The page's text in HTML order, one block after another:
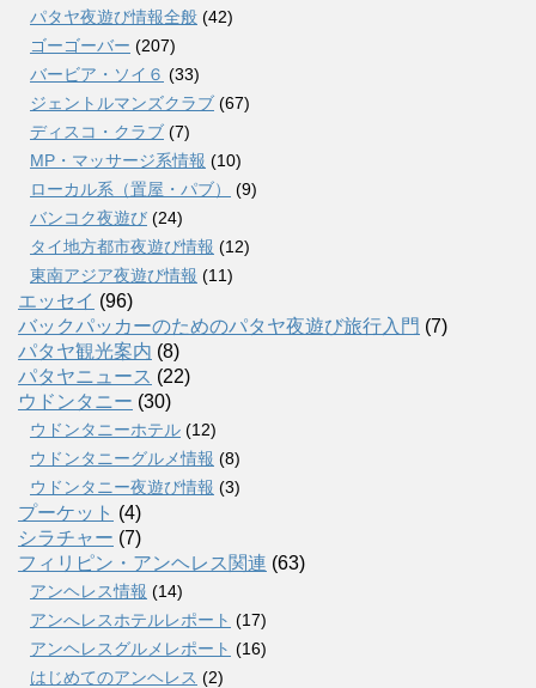
パタヤ夜遊び情報全般 (42)
ゴーゴーバー (207)
バービア・ソイ６ (33)
ジェントルマンズクラブ (67)
ディスコ・クラブ (7)
MP・マッサージ系情報 (10)
ローカル系（置屋・パブ）
(9)
バンコク夜遊び (24)
タイ地方都市夜遊び情報 (12)
東南アジア夜遊び情報 (11)
エッセイ (96)
バックパッカーのためのパタヤ夜遊び旅行入門 (7)
パタヤ観光案内 (8)
パタヤニュース (22)
ウドンタニー (30)
ウドンタニーホテル (12)
ウドンタニーグルメ情報 (8)
ウドンタニー夜遊び情報 (3)
プーケット (4)
シラチャー (7)
フィリピン・アンヘレス関連 (63)
アンヘレス情報 (14)
アンへレスホテルレポート (17)
アンヘレスグルメレポート (16)
はじめてのアンヘレス (2)